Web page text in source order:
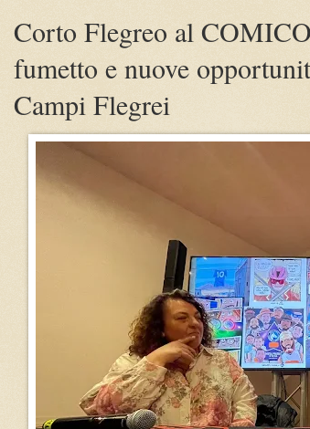
Corto Flegreo al
fumetto e nuove
Campi Flegrei